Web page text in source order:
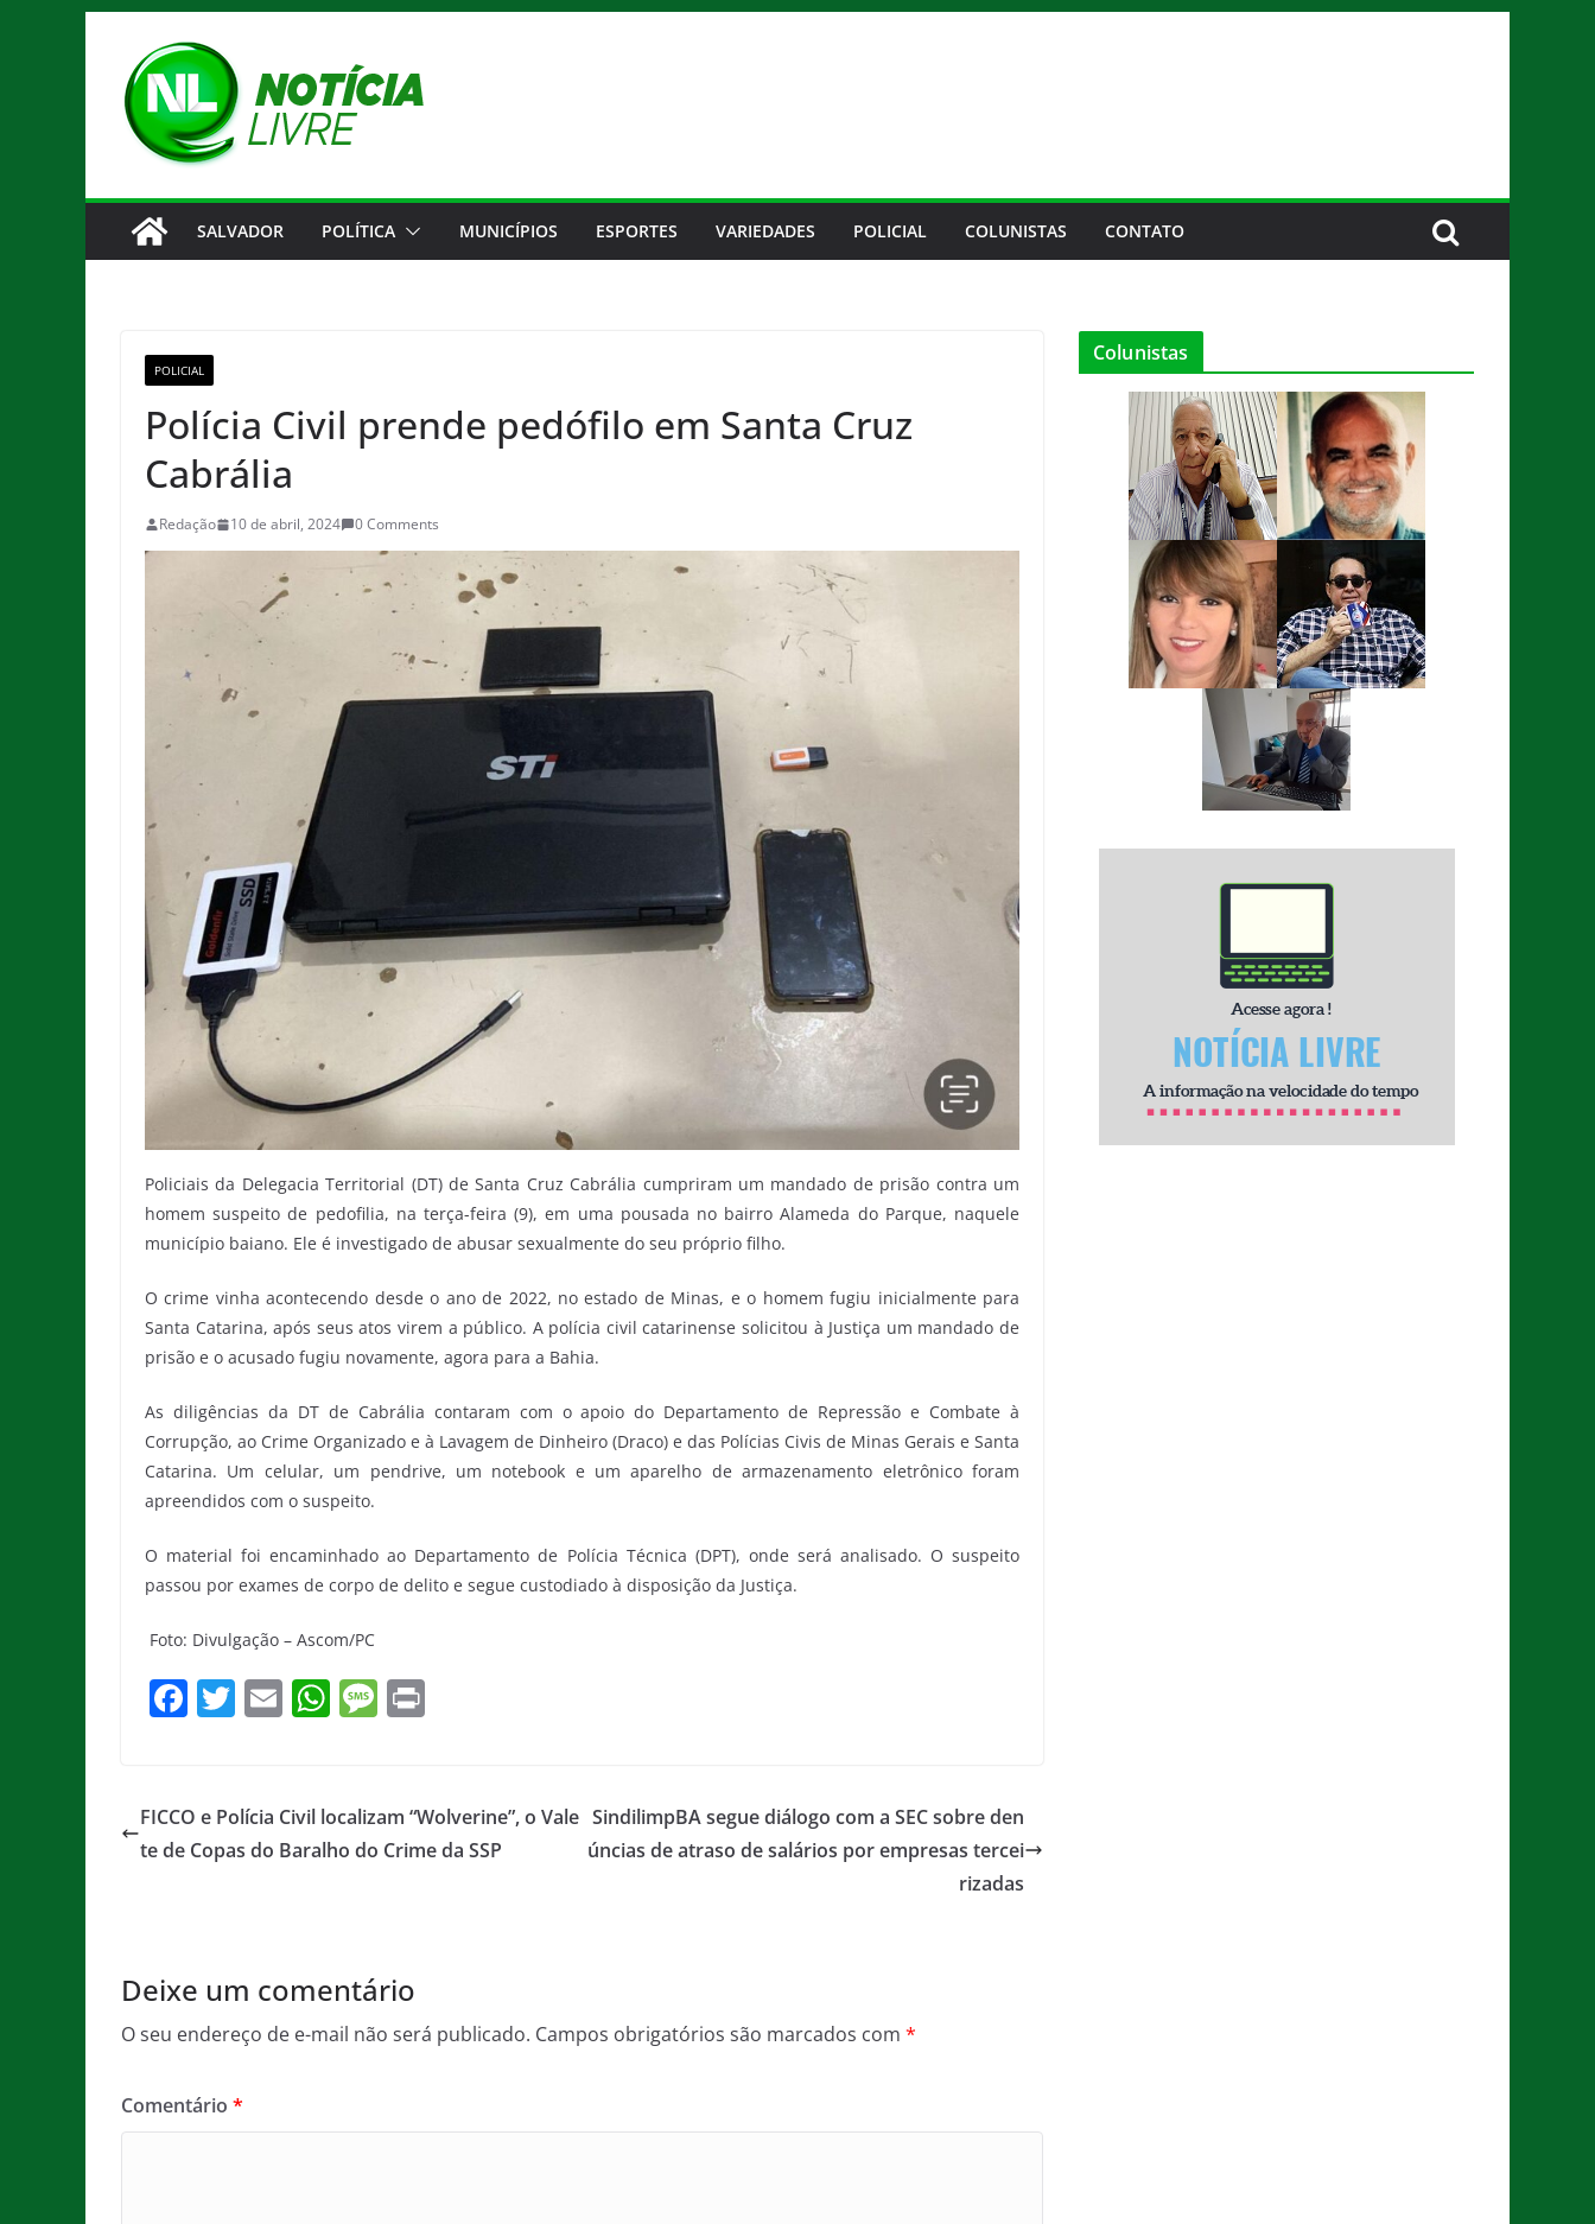
conteúdo
SALVADOR POLÍTICA MUNICÍPIOS ESPORTES VARIEDADES POLICIAL COLUNISTAS CONTATO
POLICIAL
Polícia Civil prende pedófilo em Santa Cruz
Cabrália
Redação 10 de abril, 2024 0 Comments
Policiais da Delegacia Territorial (DT) de Santa Cruz Cabrália cumpriram um mandado de prisão contra um
homem suspeito de pedofilia, na terça-feira (9), em uma pousada no bairro Alameda do Parque, naquele
município baiano. Ele é investigado de abusar sexualmente do seu próprio filho.
O crime vinha acontecendo desde o ano de 2022, no estado de Minas, e o homem fugiu inicialmente para
Santa Catarina, após seus atos virem a público. A polícia civil catarinense solicitou à Justiça um mandado de
prisão e o acusado fugiu novamente, agora para a Bahia.
As diligências da DT de Cabrália contaram com o apoio do Departamento de Repressão e Combate à
Corrupção, ao Crime Organizado e à Lavagem de Dinheiro (Draco) e das Polícias Civis de Minas Gerais e Santa
Catarina. Um celular, um pendrive, um notebook e um aparelho de armazenamento eletrônico foram
apreendidos com o suspeito.
O material foi encaminhado ao Departamento de Polícia Técnica (DPT), onde será analisado. O suspeito
passou por exames de corpo de delito e segue custodiado à disposição da Justiça.
Foto: Divulgação – Ascom/PC
F
a
e
b
T
w
er
E
m
l
W
h
s
A
M
e
a
g
FICCO e Polícia Civil localizam “Wolverine”, o Vale
te de Copas do Baralho do Crime da SSP
SindilimpBA segue diálogo com a SEC sobre den
úncias de atraso de salários por empresas tercei
rizadas
Deixe um comentário
O seu endereço de e-mail não será publicado. Campos obrigatórios são marcados com *
Comentário *
Colunistas